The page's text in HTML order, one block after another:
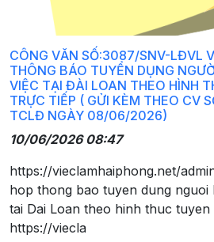
CÔNG VĂN SỐ:3087/SNV-LĐVL
THÔNG BÁO TUYỂN DỤNG
VIỆC TẠI ĐÀI LOAN THEO HÌNH
TRỰC TIẾP ( GỬI KÈM THEO CV
TCLĐ NGÀY 08/06/2026)
10/06/2026 08:47
https://vieclamhaiphong.net/
hop thong bao tuyen dung nguoi
tai Dai Loan theo hinh thuc
https://viecla